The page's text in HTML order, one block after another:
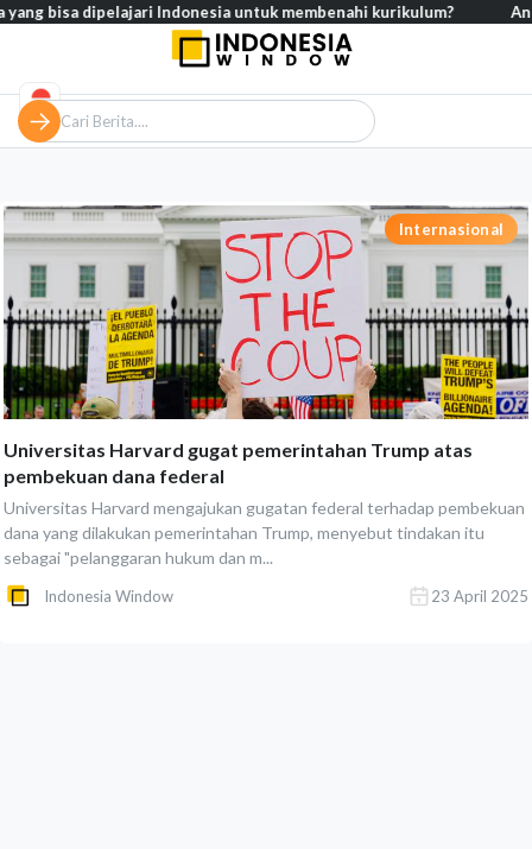
Internasional
Universitas Harvard gugat pemerintahan Trump atas
pembekuan dana federal
Universitas Harvard mengajukan gugatan federal terhadap pembekuan
dana yang dilakukan pemerintahan Trump, menyebut tindakan itu
sebagai "pelanggaran hukum dan m...
Indonesia Window 23 April 2025
bisa dipelajari Indonesia untuk membenahi kurikulum?